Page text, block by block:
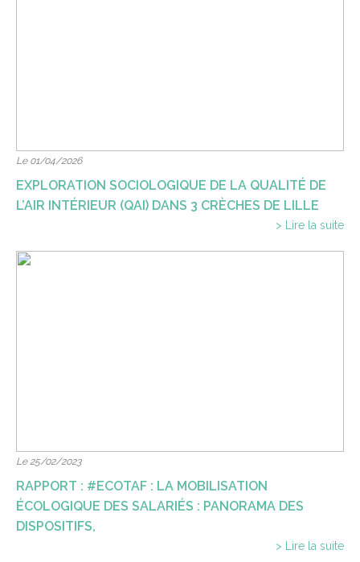
Le 01/04/2026
EXPLORATION SOCIOLOGIQUE DE LA QUALITÉ DE
L’AIR INTÉRIEUR (QAI) DANS 3 CRÈCHES DE LILLE
> Lire la suite
Le 25/02/2023
RAPPORT : #ECOTAF : LA MOBILISATION
ÉCOLOGIQUE DES SALARIÉS : PANORAMA DES
DISPOSITIFS,
> Lire la suite